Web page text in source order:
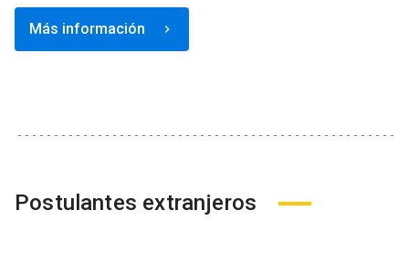
Más información keyboard_arrow_right
Postulantes extranjeros